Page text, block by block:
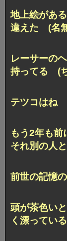
地上絵があ
違えた (名
レーサーの
持ってる (
テツコはね
もう2年も
それ別の人
前世の記憶
頭が茶色い
く漂ってい